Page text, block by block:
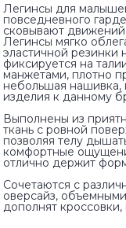
Легинсы для
повседневного
сковывают
Легинсы мягко
эластичной резинки
фиксируется на
манжетами, плотно
небольшая нашивка,
изделия к данному
Выполнены из
ткань с ровной
позволяя телу
комфортные
отлично держит
Сочетаются с
оверсайз,
дополнят